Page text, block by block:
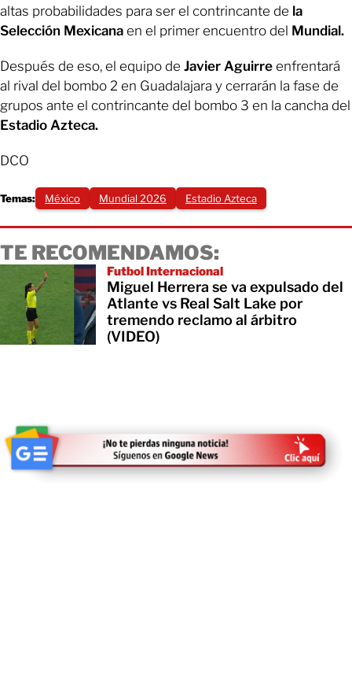
altas probabilidades para ser el contrincante de la
Selección Mexicana en el primer encuentro del Mundial.
Después de eso, el equipo de Javier Aguirre enfrentará
al rival del bombo 2 en Guadalajara y cerrarán la fase de
grupos ante el contrincante del bombo 3 en la cancha del
Estadio Azteca.
DCO
Temas: México Mundial 2026 Estadio Azteca
TE RECOMENDAMOS:
Futbol Internacional
Miguel Herrera se va expulsado del
Atlante vs Real Salt Lake por
tremendo reclamo al árbitro
(VIDEO)